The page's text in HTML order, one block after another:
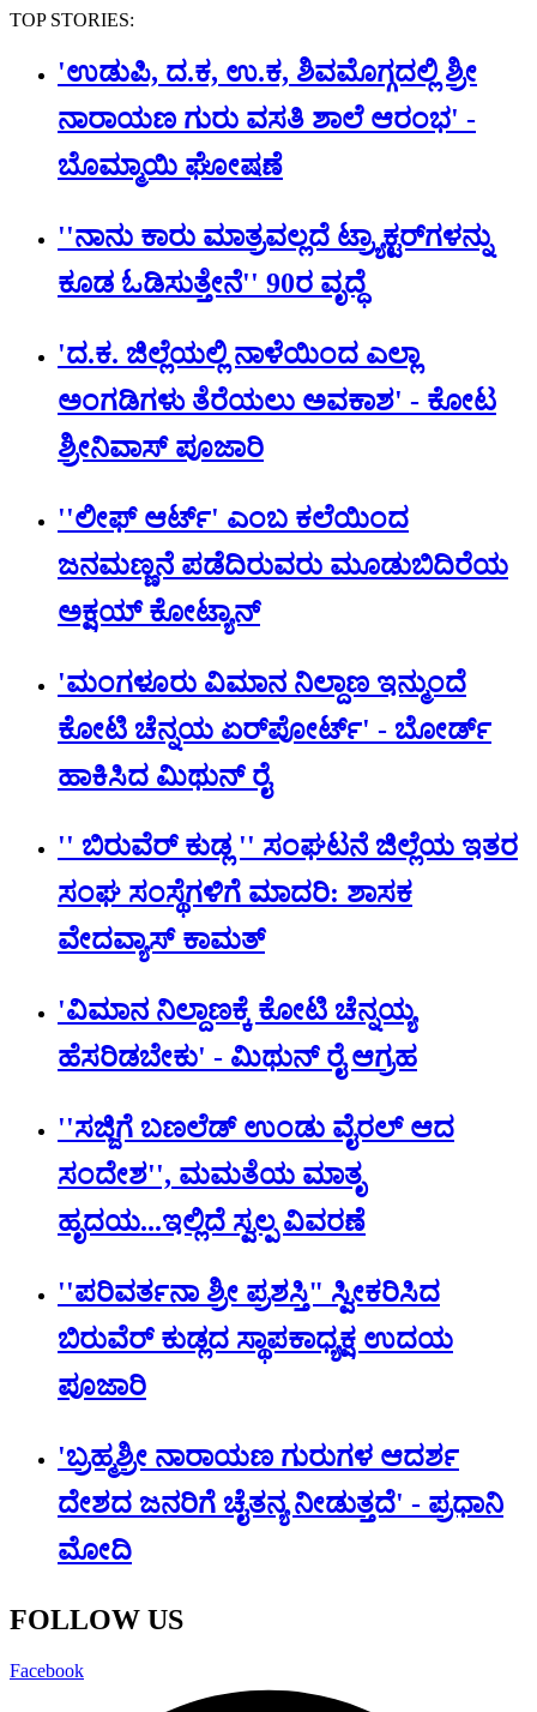
TOP STORIES:
'ಉಡುಪಿ, ದ.ಕ, ಉ.ಕ, ಶಿವಮೊಗ್ಗದಲ್ಲಿ ಶ್ರೀ
ನಾರಾಯಣ ಗುರು ವಸತಿ ಶಾಲೆ ಆರಂಭ' -
ಬೊಮ್ಮಾಯಿ ಘೋಷಣೆ
''ನಾನು ಕಾರು ಮಾತ್ರವಲ್ಲದೆ ಟ್ರ್ಯಾಕ್ಟರ್​ಗಳನ್ನು
ಕೂಡ ಓಡಿಸುತ್ತೇನೆ'' 90ರ ವೃದ್ಧೆ
'ದ.ಕ. ಜಿಲ್ಲೆಯಲ್ಲಿ ನಾಳೆಯಿಂದ ಎಲ್ಲಾ
ಅಂಗಡಿಗಳು ತೆರೆಯಲು ಅವಕಾಶ' - ಕೋಟ
ಶ್ರೀನಿವಾಸ್ ಪೂಜಾರಿ
''ಲೀಫ್ ಆರ್ಟ್' ಎಂಬ ಕಲೆಯಿಂದ
ಜನಮಣ್ಣನೆ ಪಡೆದಿರುವರು ಮೂಡುಬಿದಿರೆಯ
ಅಕ್ಷಯ್ ಕೋಟ್ಯಾನ್
'ಮಂಗಳೂರು ವಿಮಾನ ನಿಲ್ದಾಣ ಇನ್ಮುಂದೆ
ಕೋಟಿ ಚೆನ್ನಯ ಏರ್‌‌ಪೋರ್ಟ್' - ಬೋರ್ಡ್
ಹಾಕಿಸಿದ ಮಿಥುನ್‌ ರೈ
'' ಬಿರುವೆರ್ ಕುಡ್ಲ '' ಸಂಘಟನೆ ಜಿಲ್ಲೆಯ ಇತರ
ಸಂಘ ಸಂಸ್ಥೆಗಳಿಗೆ ಮಾದರಿ: ಶಾಸಕ
ವೇದವ್ಯಾಸ್ ಕಾಮತ್
'ವಿಮಾನ ನಿಲ್ದಾಣಕ್ಕೆ ಕೋಟಿ ಚೆನ್ನಯ್ಯ
ಹೆಸರಿಡಬೇಕು' - ಮಿಥುನ್ ರೈ ಆಗ್ರಹ
''ಸಜ್ಜಿಗೆ ಬಣಲೆಡ್ ಉಂಡು ವೈರಲ್ ಆದ
ಸಂದೇಶ'', ಮಮತೆಯ ಮಾತೃ
ಹೃದಯ...ಇಲ್ಲಿದೆ ಸ್ವಲ್ಪ ವಿವರಣೆ
''ಪರಿವರ್ತನಾ ಶ್ರೀ ಪ್ರಶಸ್ತಿ" ಸ್ವೀಕರಿಸಿದ
ಬಿರುವೆರ್ ಕುಡ್ಲದ ಸ್ಥಾಪಕಾಧ್ಯಕ್ಷ ಉದಯ
ಪೂಜಾರಿ
'ಬ್ರಹ್ಮಶ್ರೀ ನಾರಾಯಣ ಗುರುಗಳ ಆದರ್ಶ
ದೇಶದ ಜನರಿಗೆ ಚೈತನ್ಯ ನೀಡುತ್ತದೆ' - ಪ್ರಧಾನಿ
ಮೋದಿ
FOLLOW US
Facebook